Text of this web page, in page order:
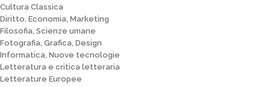
Cultura Classica
Diritto, Economia, Marketing
Filosofia, Scienze umane
Fotografia, Grafica, Design
Informatica, Nuove tecnologie
Letteratura e critica letteraria
Letterature Europee